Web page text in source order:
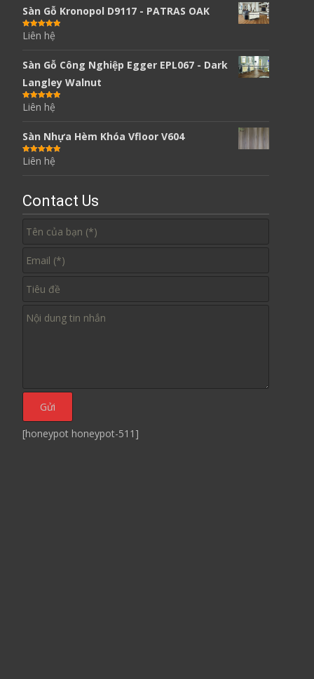
Sàn Gỗ Kronopol D9117 - PATRAS OAK
Được xếp
hạng 5.00 5
Liên hệ
Sàn Gỗ Công Nghiệp Egger EPL067 - Dark
Langley Walnut
Được xếp
hạng 5.00 5
Liên hệ
Sàn Nhựa Hèm Khóa Vfloor V604
Được xếp
hạng 5.00 5
Liên hệ
Contact Us
[honeypot honeypot-511]